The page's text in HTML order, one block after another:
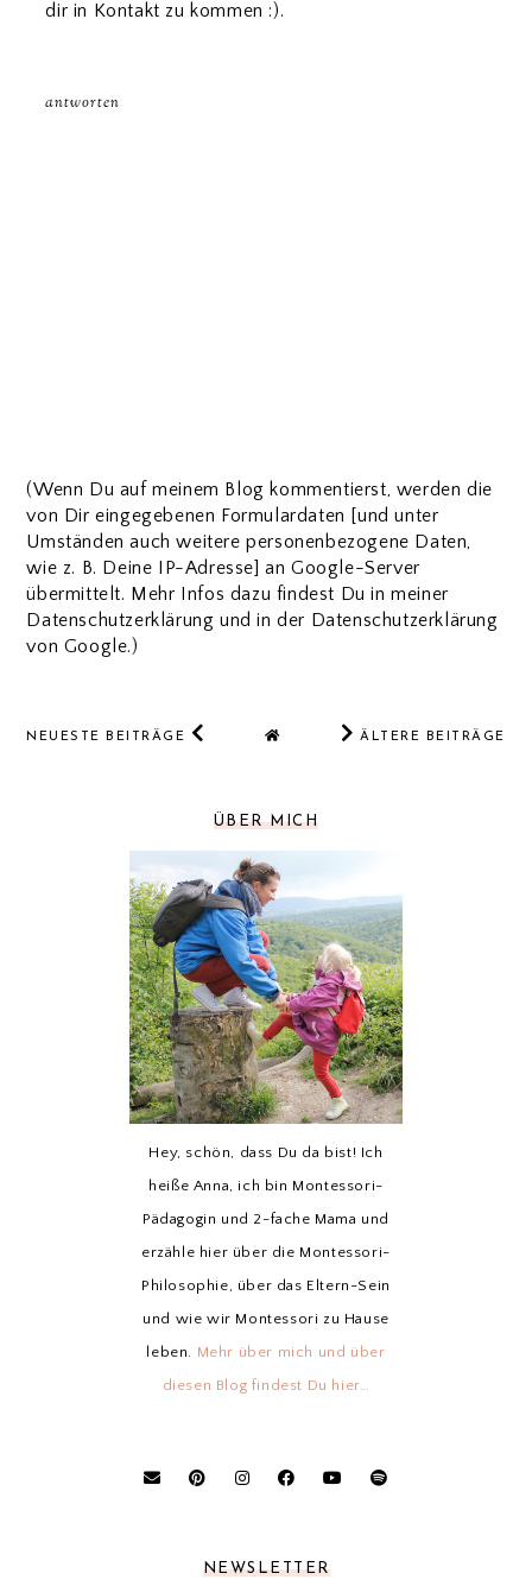
dir in Kontakt zu kommen :).
antworten
(Wenn Du auf meinem Blog kommentierst, werden die
von Dir eingegebenen Formulardaten [und unter
Umständen auch weitere personenbezogene Daten,
wie z. B. Deine IP-Adresse] an Google-Server
übermittelt. Mehr Infos dazu findest Du in meiner
Datenschutzerklärung und in der Datenschutzerklärung
von Google.)
NEUESTE BEITRÄGE ÄLTERE BEITRÄGE
ÜBER MICH
Hey, schön, dass Du da bist! Ich
heiße Anna, ich bin Montessori-
Pädagogin und 2-fache Mama und
erzähle hier über die Montessori-
Philosophie, über das Eltern-Sein
und wie wir Montessori zu Hause
leben. Mehr über mich und über
diesen Blog findest Du hier…
NEWSLETTER